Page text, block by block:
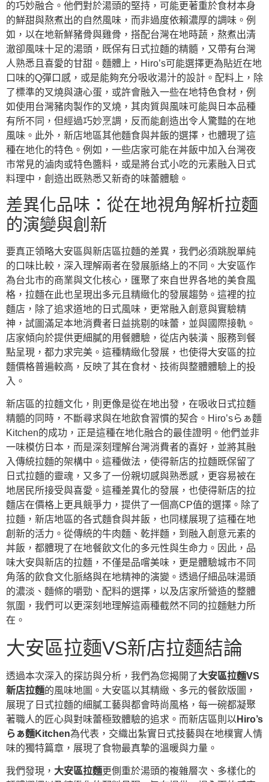
的巧妙融合。他們對於湯頭的堅持，可能更著重於食材本身
的鮮甜與熬煮出的自然風味，而非過度依賴濃厚的調味。例
如，以在地新鮮豬骨與雞骨，搭配台灣在地時蔬，熬煮出清
澈卻風味十足的湯頭，既保有日式拉麵的精髓，又帶有台灣
人熟悉且喜愛的甘甜。麵體上，Hiro’s可能選擇更為貼近在地
口味的Q彈口感，或是能夠充分吸收湯汁的設計。配料上，除
了標準的叉燒與溏心蛋，或許會融入一些在地特色食材，例
如使用台灣豬肉製作的叉燒，其肉質與風味可能與日本品種
有所不同，但經過巧妙烹調，反而能創造出令人驚豔的在地
風味。此外，新店地區其他麵食與丼飯的選擇，也體現了這
種在地化的特色。例如，一些店家可能在丼飯中加入台灣夜
市常見的滷肉或特色醬料，或是將台式小吃的元素融入日式
料理中，創造出既熟悉又新奇的味蕾體驗。
差異化品味：從在地視角解析拉麵
的演變與創新
要真正領略大安區與新店區拉麵的差異，我們必須跳脫單純
的口味比較，深入理解兩者在發展脈絡上的不同。大安區作
為台北市的商業與文化核心，匯聚了來自世界各地的美食風
格，拉麵在此也呈現出多元且精緻化的發展趨勢。這裡的拉
麵店，除了追求道地的日式風味，更常融入創意與實驗精
神，試圖滿足本地消費者日益挑剔的味蕾，並與國際接軌。
店家傾向於提供更細膩的用餐體驗，從店內裝潢、服務到餐
點呈現，都力求完美。這種精緻化發展，也使得大安區的拉
麵價格普遍較高，反映了其在食材、技術與整體體驗上的投
入。
新店區的拉麵文化，則更像是從在地出發，在吸收日式拉麵
精髓的同時，不斷尋求與在地飲食習慣的契合。Hiro’sらぁ麵
Kitchen的成功，正是這種在地化融合的最佳證明。他們並非
一味模仿日本，而是深刻理解台灣消費者的喜好，並將其融
入傳統拉麵的架構中。這種做法，使得新店的拉麵既保留了
日式拉麵的靈魂，又多了一份親切感與熟悉感，更容易被在
地居民所接受與喜愛。這種差異化的發展，也使得新店的拉
麵店在價格上更具競爭力，提供了一個高CP值的選擇。除了
拉麵，新店地區的各式麵食與丼飯，也同樣展現了這種在地
創新的活力。從傳統的牛肉麵、乾拌麵，到融入創意元素的
丼飯，都體現了在地餐飲文化的多元性與生命力。因此，品
味大安與新店的拉麵，不僅是品嚐美味，更是體驗城市不同
角落的飲食文化脈絡與在地精神的演變。透過仔細品味湯頭
的濃淡、麵條的嚼勁、配料的選擇，以及店家所營造的整體
氛圍，我們可以更深刻地理解這兩種截然不同的拉麵魅力所
在。
大安區拉麵VS新店拉麵結論
透過本次深入的探訪與分析，我們為您揭開了大安區拉麵VS
新店拉麵的風味地圖。大安區以其精緻、多元的餐飲版圖，
展現了日式拉麵的細膩工藝與都會時尚風格，每一碗都凝聚
著職人的匠心與對味蕾極致體驗的追求。而新店區則以 Hiro’s
らぁ麵Kitchen為代表，交織出紮實日式技藝與在地樸實人情
味的獨特篇章，展現了食物最真摯的溫暖與力量。
我們發現， 大安區拉麵更側重於湯頭的複雜層次、多樣化的